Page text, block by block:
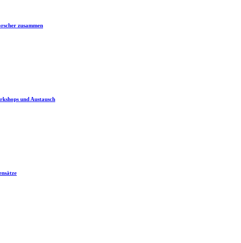
zusammen
und Austausch